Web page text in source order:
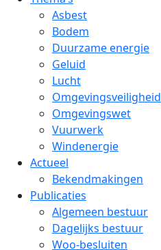
Asbest
Bodem
Duurzame energie
Geluid
Lucht
Omgevingsveiligheid
Omgevingswet
Vuurwerk
Windenergie
Actueel
Bekendmakingen
Publicaties
Algemeen bestuur
Dagelijks bestuur
Woo-besluiten